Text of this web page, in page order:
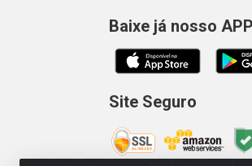
Baixe já nosso APP
Site Seguro